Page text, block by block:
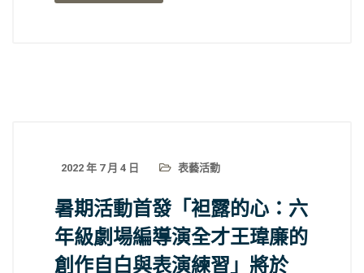
2022 年 7 月 4 日 表藝活動
暑期活動首發「袒露的心：六
年級劇場編導演全才王瑋廉的
創作自白與表演練習」將於